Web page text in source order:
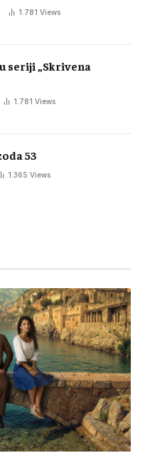
1.781 Views
seriji „Skrivena
1.781 Views
53
1.365 Views